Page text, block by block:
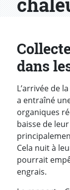
dans
L’arrivée de
a entraîné
organiques
baisse de
Cela nuit à
pourrait
engrais.